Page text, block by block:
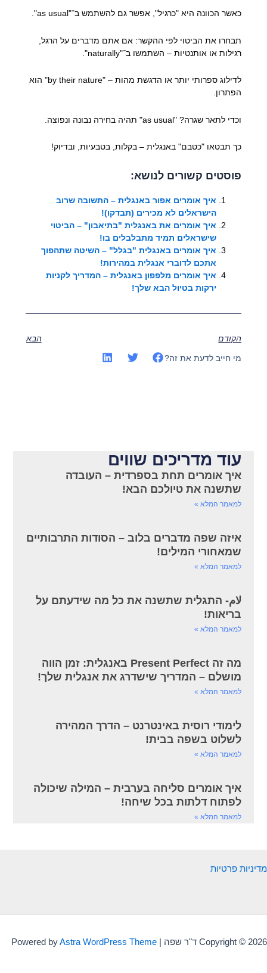
כאשר הכוונה היא "כרגיל", אפשר גם להשתמש ב־"as usual".
תבחרו את הביטוי לפי ההקשר: אם אתם מדברים על הרגל,
רגילות או אותנטיות – השתמשו ב־"naturally".
לדילוג ספרותי יותר או הדגשת מהות – "by their nature" הוא
הפתרון.
וכדי לתאר שגרה? "as usual" תהיה בחירה נבונה ונפוצה.
כך תבטאו "כטבם" באנגלית – בקלות, בטבעיות, ובדיוק!
פוסטים קשורים לנושא:
איך אומרים אפור באנגלית – התשובה שרוב
הישראלים לא מכירים (תבדקו)!
איך אומרים את באנגלית "בתיאבון" – הביטוי
שישראלים תמיד מתבלבלים בו!
איך אומרים באנגלית "בגלל" – השיטה שתהפוך
אתכם לדוברי אנגלית במהירות!
איך אומרים מלפפון באנגלית – המדריך לקניות
ירקות בטיול הבא שלך!
הקודם הבא
מי חייב לדעת את זה?
עוד מדריכים שווים
איך אומרים תחת בספרדית – העובדה
שתשנה את טיולכם הבא!
למאמר המלא »
איזה שפה מדברים בלוב – הסודות התרבותיים
שמאחורי המילים!
למאמר המלא »
لام- התגלית שתשנה את כל מה שידעתם על
בריאות!
למאמר המלא »
מה זה Present Perfect באנגלית: זמן הווה
מושלם – המדריך שישדרג את אנגלית שלך!
למאמר המלא »
לימודי רוסית באינטרנט – הדרך המהירה
לשלוט בשפה בבית!
למאמר המלא »
איך אומרים סליחה בערבית – המילה שיכולה
לפתוח דלתות בכל שיחה!
למאמר המלא »
מדיניות פרטיות
Copyright © 2026 ד"ר שפה | Powered by Astra WordPress Theme